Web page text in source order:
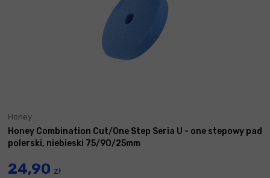
Honey
Honey Combination Cut/One Step Seria U - one stepowy pad
polerski, niebieski 75/90/25mm
24,90 zł